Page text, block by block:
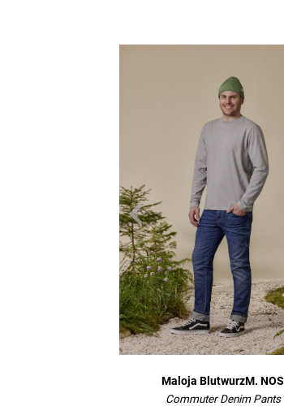
Maloja BlutwurzM. NOS
Commuter Denim Pants